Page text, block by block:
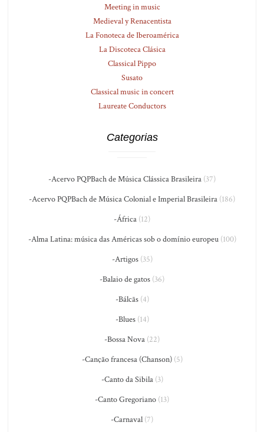
Meeting in music
Medieval y Renacentista
La Fonoteca de Iberoamérica
La Discoteca Clásica
Classical Pippo
Susato
Classical music in concert
Laureate Conductors
Categorias
-Acervo PQPBach de Música Clássica Brasileira (37)
-Acervo PQPBach de Música Colonial e Imperial Brasileira (186)
-África (12)
-Alma Latina: música das Américas sob o domínio europeu(100)
-Artigos(35)
-Balaio de gatos (36)
-Bálcãs(4)
-Blues(14)
-Bossa Nova (22)
-Canção francesa (Chanson)(5)
-Canto da Sibila(3)
-Canto Gregoriano (13)
-Carnaval (7)